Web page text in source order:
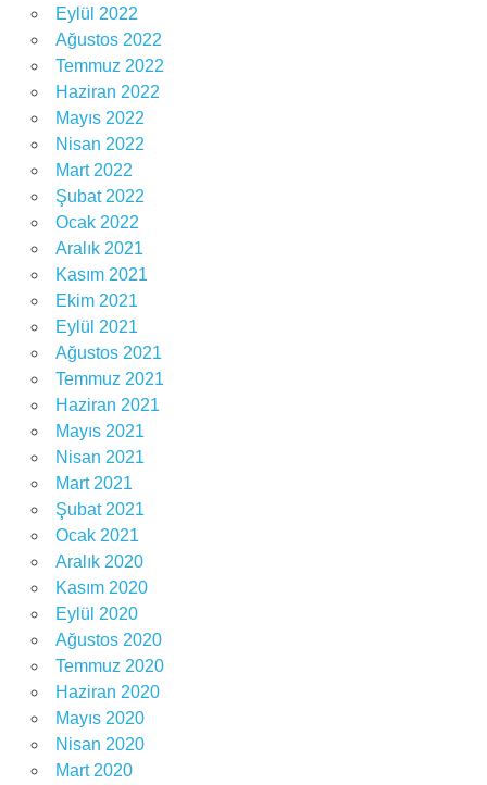
Eylül 2022
Ağustos 2022
Temmuz 2022
Haziran 2022
Mayıs 2022
Nisan 2022
Mart 2022
Şubat 2022
Ocak 2022
Aralık 2021
Kasım 2021
Ekim 2021
Eylül 2021
Ağustos 2021
Temmuz 2021
Haziran 2021
Mayıs 2021
Nisan 2021
Mart 2021
Şubat 2021
Ocak 2021
Aralık 2020
Kasım 2020
Eylül 2020
Ağustos 2020
Temmuz 2020
Haziran 2020
Mayıs 2020
Nisan 2020
Mart 2020